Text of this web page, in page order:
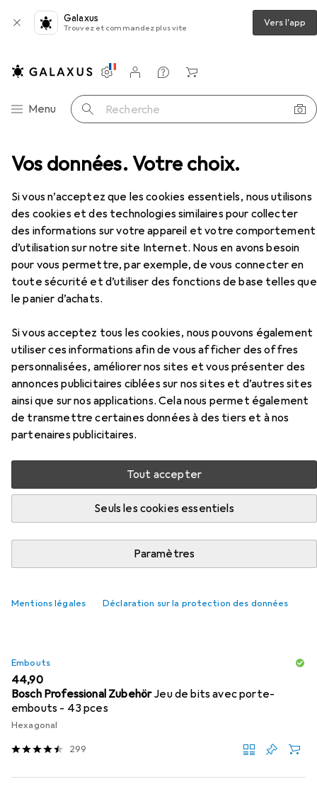
Vos données. Votre choix.
Si vous n’acceptez que les cookies essentiels, nous utilisons
des cookies et des technologies similaires pour collecter
des informations sur votre appareil et votre comportement
d’utilisation sur notre site Internet. Nous en avons besoin
pour vous permettre, par exemple, de vous connecter en
toute sécurité et d’utiliser des fonctions de base telles que
le panier d’achats.
Si vous acceptez tous les cookies, nous pouvons également
utiliser ces informations afin de vous afficher des offres
personnalisées, améliorer nos sites et vous présenter des
annonces publicitaires ciblées sur nos sites et d’autres sites
ainsi que sur nos applications. Cela nous permet également
de transmettre certaines données à des tiers et à nos
partenaires publicitaires.
Tout accepter
Seuls les cookies essentiels
Paramètres
Mentions légales Déclaration sur la protection des données
Galaxus
Trouvez et commandez plus vite Vers l'app
Navigation par catégorie
Menu Recherche
Paramètres
Compte client
Listes de comparaison
Listes d'envies
Panier
sans fil Bosch Professional GSB 18V-55
Bosch ProfessionalGSB 18V-55
Perceuse-visseuse à percussion
Accessoires pour Bosch
Professional GSB 18V-55
Ici, vous trouverez des accessoires compatibles avec le
produit Bosch Professional GSB 18V-55 des catégories
Foret et Embouts.
Pertinence
Liste des produits
Foret
Bosch Professional ZubehörJeu de forets à béton CYL-3
10 mm, 4 mm, 5 mm, 6 mm, 7 mm, 8 mm
Embouts
EUR
44,90
Bosch Professional ZubehörJeu de bits avec porte-
embouts - 43 pces
Hexagonal
299